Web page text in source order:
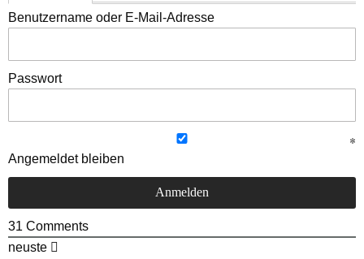
Benutzername oder E-Mail-Adresse
Passwort
Angemeldet bleiben
31 Comments
neuste